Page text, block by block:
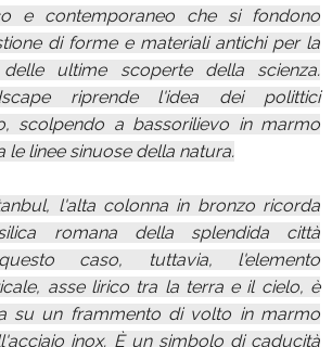
e contemporaneo che si fondono
di forme e materiali antichi per la
delle ultime scoperte della scienza.
riprende l'idea dei polittici
scolpendo a bassorilievo in marmo
le linee sinuose della natura.
l'alta colonna in bronzo ricorda
romana della splendida città
caso, tuttavia, l'elemento
asse lirico tra la terra e il cielo, è
su un frammento di volto in marmo
inox. È un simbolo di caducità